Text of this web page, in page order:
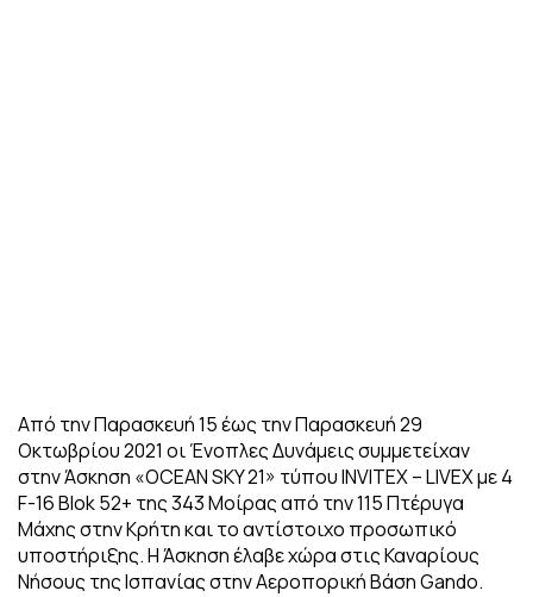
Από την Παρασκευή 15 έως την Παρασκευή 29
Οκτωβρίου 2021 οι Ένοπλες Δυνάμεις συμμετείχαν
στην Άσκηση «OCEAN SKY 21» τύπου INVITEX – LIVEX με 4
F-16 Blok 52+ της 343 Μοίρας από την 115 Πτέρυγα
Μάχης στην Κρήτη και το αντίστοιχο προσωπικό
υποστήριξης. Η Άσκηση έλαβε χώρα στις Καναρίους
Νήσους της Ισπανίας στην Αεροπορική Βάση Gando.